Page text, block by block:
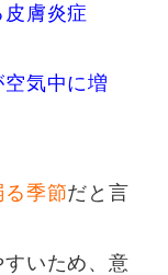
膚炎症
気中に増
季節だと言
いため、意